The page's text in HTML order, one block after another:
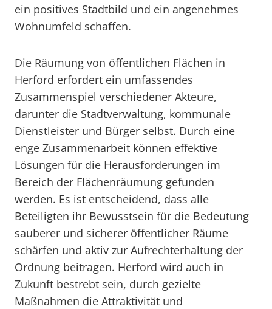
ein positives Stadtbild und ein angenehmes
Wohnumfeld schaffen.
Die Räumung von öffentlichen Flächen in
Herford erfordert ein umfassendes
Zusammenspiel verschiedener Akteure,
darunter die Stadtverwaltung, kommunale
Dienstleister und Bürger selbst. Durch eine
enge Zusammenarbeit können effektive
Lösungen für die Herausforderungen im
Bereich der Flächenräumung gefunden
werden. Es ist entscheidend, dass alle
Beteiligten ihr Bewusstsein für die Bedeutung
sauberer und sicherer öffentlicher Räume
schärfen und aktiv zur Aufrechterhaltung der
Ordnung beitragen. Herford wird auch in
Zukunft bestrebt sein, durch gezielte
Maßnahmen die Attraktivität und